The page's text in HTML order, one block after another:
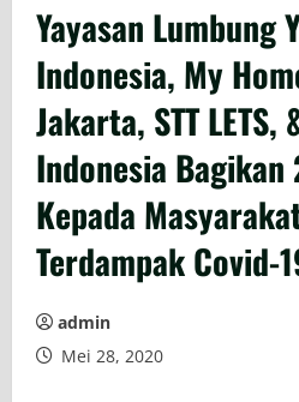
Yayasan Lumbung
Indonesia, My
Jakarta, STT LETS,
Indonesia Bagikan
Kepada
Terdampak Covid-
admin
Mei 28, 2020